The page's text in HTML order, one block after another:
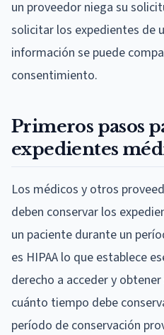
un proveedor niega su
solicitar los expedientes de
información se puede
consentimiento.
Primeros pasos
expedientes
Los médicos y otros
deben conservar los
un paciente durante un
es HIPAA lo que establece
derecho a acceder y
cuánto tiempo debe
período de conservación